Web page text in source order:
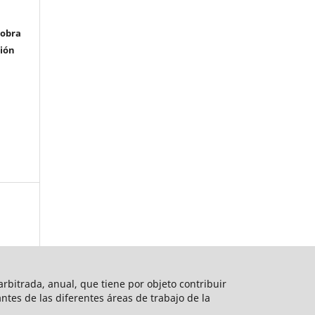
anual, que tiene por objeto contribuir
de las diferentes áreas de trabajo de la